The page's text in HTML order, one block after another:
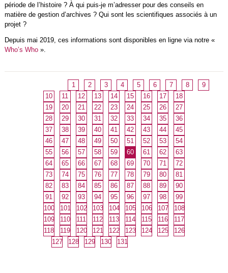
période de l’histoire ? À qui puis-je m’adresser pour des conseils en
matière de gestion d’archives ? Qui sont les scientifiques associés à un
projet ?
Depuis mai 2019, ces informations sont disponibles en ligne via notre «
Who’s Who».
1 2 3 4 5 6 7 8
9
10
11 12 13 14 15 16 17
18
19
20 21 22 23 24 25 26
27
28
29 30 31 32 33 34 35
36
37
38 39 40 41 42 43 44
45
46
47 48 49 50 51 52 53
54
55
56 57 58 59 60 61 62
63
64
65 66 67 68 69 70 71
72
73
74 75 76 77 78 79 80
81
82
83 84 85 86 87 88 89
90
91
92 93 94 95 96 97 98
99
100
101 102 103 104 105 106 107
108
109
110 111 112 113 114 115 116
117
118
119 120 121 122 123 124 125
126
127
128 129 130 131